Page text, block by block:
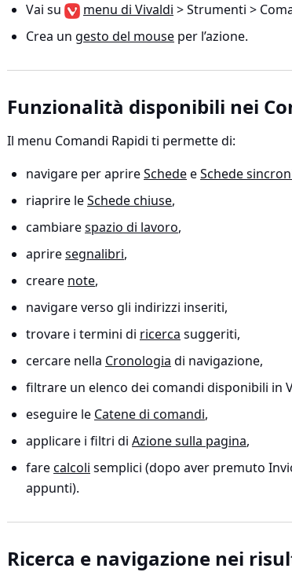
Vai su
menu di Vivaldi > Strumenti >
Crea un gesto del mouse per l’azione.
Funzionalità disponibili nei
Il menu Comandi Rapidi ti permette di:
navigare per aprireSchedeeSchede
riaprire leSchede chiuse,
cambiarespazio di lavoro,
apriresegnalibri,
creare note,
navigare verso gli indirizzi inseriti,
trovare i termini di ricerca suggeriti,
cercare nella Cronologia di navigazione,
filtrare un elenco dei comandi disponibili in
eseguire le Catene di comandi,
applicare i filtri di Azione sulla pagina,
farecalcoli semplici (dopo aver premuto
appunti).
Ricerca e navigazione nei